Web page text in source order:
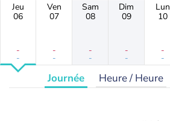
Jeu
06
-
-
Ven
07
-
-
Sam
08
-
-
Dim
09
-
-
Lun
10
-
-
Journée Heure / Heure